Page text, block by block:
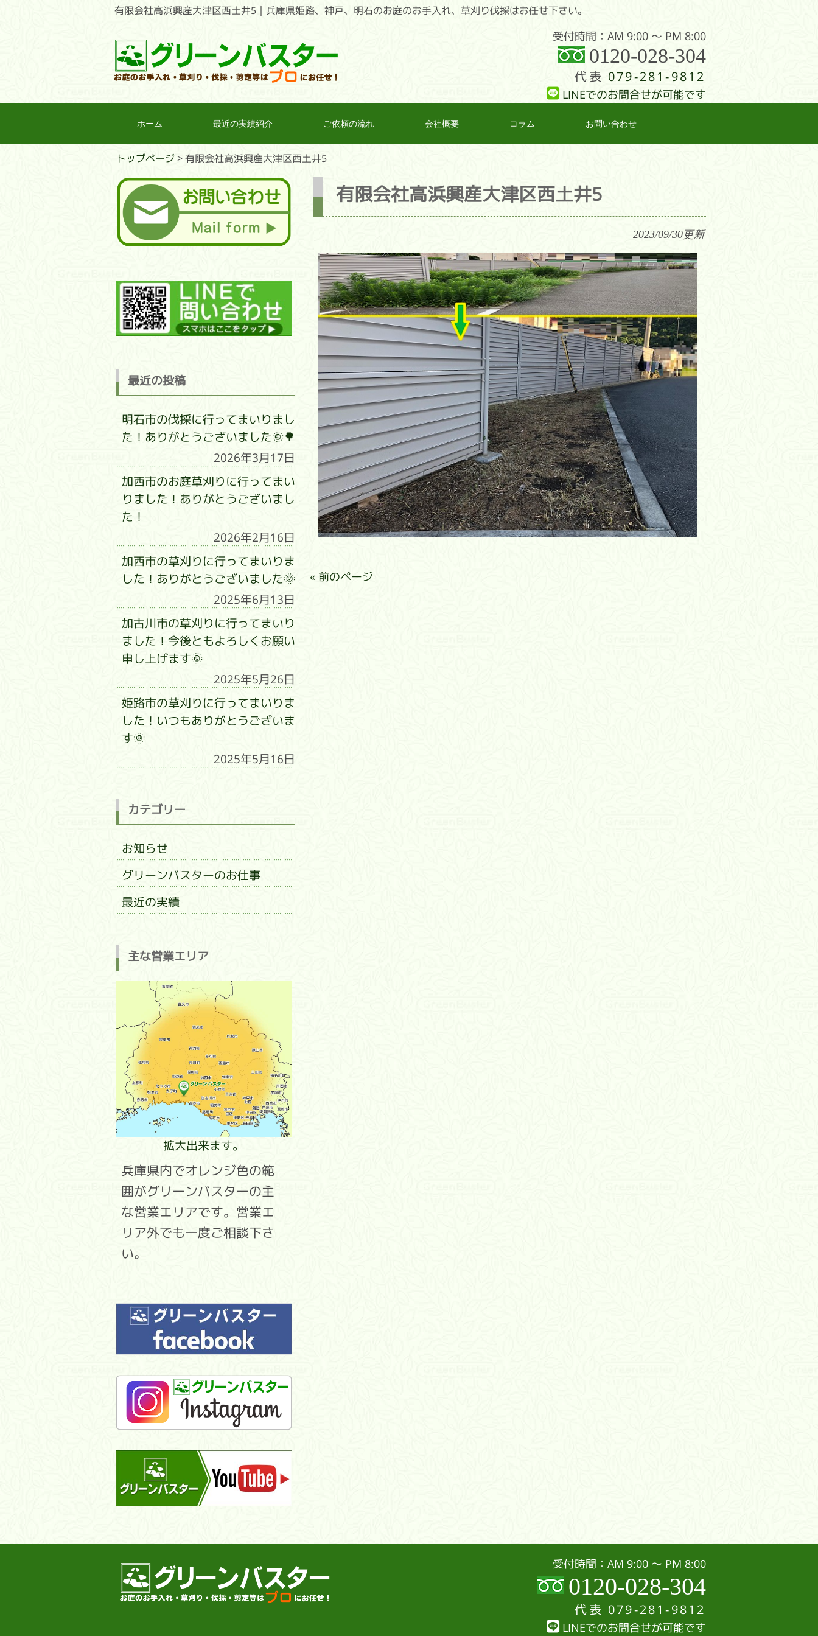
有限会社高浜興産大津区西土井5｜兵庫県姫路、神戸、明石のお庭のお手入れ、草刈り伐採はお任せ下さい。
受付時間：AM 9:00 〜 PM 8:00
0120-028-304
代表 079-281-9812
LINEでのお問合せが可能です
ホーム 最近の実績紹介 ご依頼の流れ 会社概要 コラム お問い合わせ
トップページ> 有限会社高浜興産大津区西土井5
有限会社高浜興産大津区西土井5
2023/09/30更新
« 前のページ
最近の投稿
明石市の伐採に行ってまいりまし
た！ありがとうございました🌞🌳
2026年3月17日
加西市のお庭草刈りに行ってまい
りました！ありがとうございまし
た！
2026年2月16日
加西市の草刈りに行ってまいりま
した！ありがとうございました🌞
2025年6月13日
加古川市の草刈りに行ってまいり
ました！今後ともよろしくお願い
申し上げます🌞
2025年5月26日
姫路市の草刈りに行ってまいりま
した！いつもありがとうございま
す🌞
2025年5月16日
カテゴリー
お知らせ
グリーンバスターのお仕事
最近の実績
主な営業エリア
拡大出来ます。
兵庫県内でオレンジ色の範
囲がグリーンバスターの主
な営業エリアです。営業エ
リア外でも一度ご相談下さ
い。
受付時間：AM 9:00 〜 PM 8:00
0120-028-304
代表 079-281-9812
LINEでのお問合せが可能です